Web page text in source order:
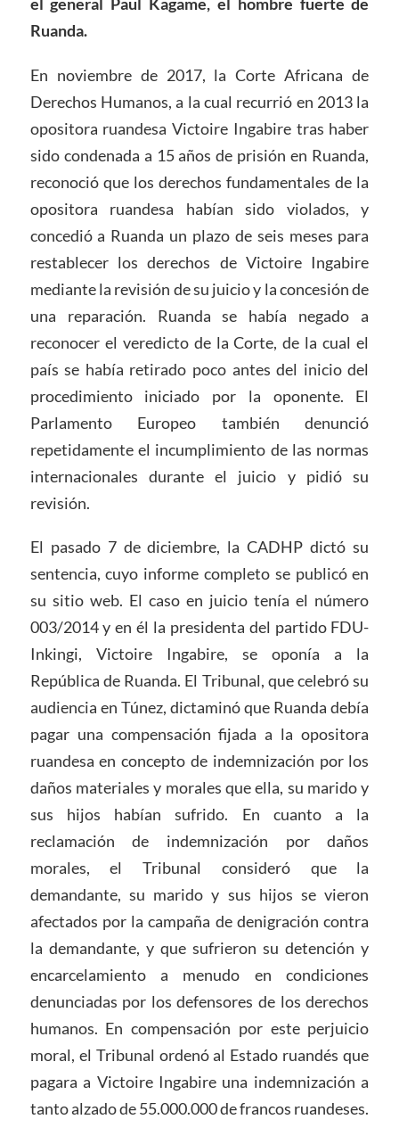
Ruanda.
En noviembre de 2017, la Corte Africana de
Derechos Humanos, a la cual recurrió en 2013 la
opositora ruandesa Victoire Ingabire tras haber
sido condenada a 15 años de prisión en Ruanda,
reconoció que los derechos fundamentales de la
opositora ruandesa habían sido violados, y
concedió a Ruanda un plazo de seis meses para
restablecer los derechos de Victoire Ingabire
mediante la revisión de su juicio y la concesión de
una reparación. Ruanda se había negado a
reconocer el veredicto de la Corte, de la cual el
país se había retirado poco antes del inicio del
procedimiento iniciado por la oponente. El
Parlamento Europeo también denunció
repetidamente el incumplimiento de las normas
internacionales durante el juicio y pidió su
revisión.
El pasado 7 de diciembre, la CADHP dictó su
sentencia, cuyo informe completo se publicó en
su sitio web. El caso en juicio tenía el número
003/2014 y en él la presidenta del partido FDU-
Inkingi, Victoire Ingabire, se oponía a la
República de Ruanda. El Tribunal, que celebró su
audiencia en Túnez, dictaminó que Ruanda debía
pagar una compensación fijada a la opositora
ruandesa en concepto de indemnización por los
daños materiales y morales que ella, su marido y
sus hijos habían sufrido. En cuanto a la
reclamación de indemnización por daños
morales, el Tribunal consideró que la
demandante, su marido y sus hijos se vieron
afectados por la campaña de denigración contra
la demandante, y que sufrieron su detención y
encarcelamiento a menudo en condiciones
denunciadas por los defensores de los derechos
humanos. En compensación por este perjuicio
moral, el Tribunal ordenó al Estado ruandés que
pagara a Victoire Ingabire una indemnización a
tanto alzado de 55.000.000 de francos ruandeses.